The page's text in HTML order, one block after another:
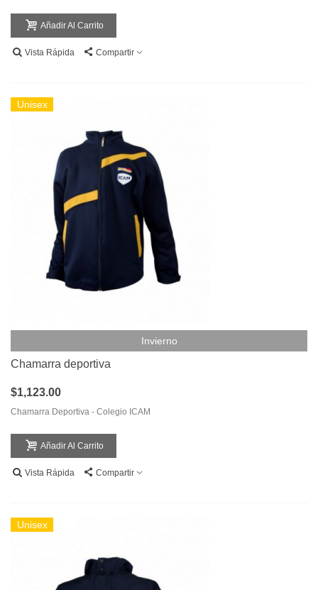
Añadir Al Carrito
Vista Rápida Compartir
Unisex
Invierno
Chamarra deportiva
$1,123.00
Chamarra Deportiva - Colegio ICAM
Añadir Al Carrito
Vista Rápida Compartir
Unisex